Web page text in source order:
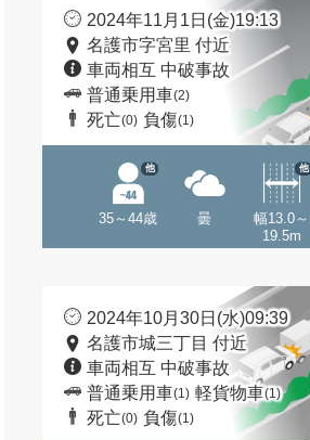
2024年11月1日(金)19:13
名護市字宮里 付近
車両相互 中破事故
普通乗用車(2)
死亡(0) 負傷(1)
35～44歳
他
曇
幅13.0～
19.5m
他
2024年10月30日(水)09:39
名護市城三丁目 付近
車両相互 中破事故
普通乗用車(1) 軽貨物車(1)
死亡(0) 負傷(1)